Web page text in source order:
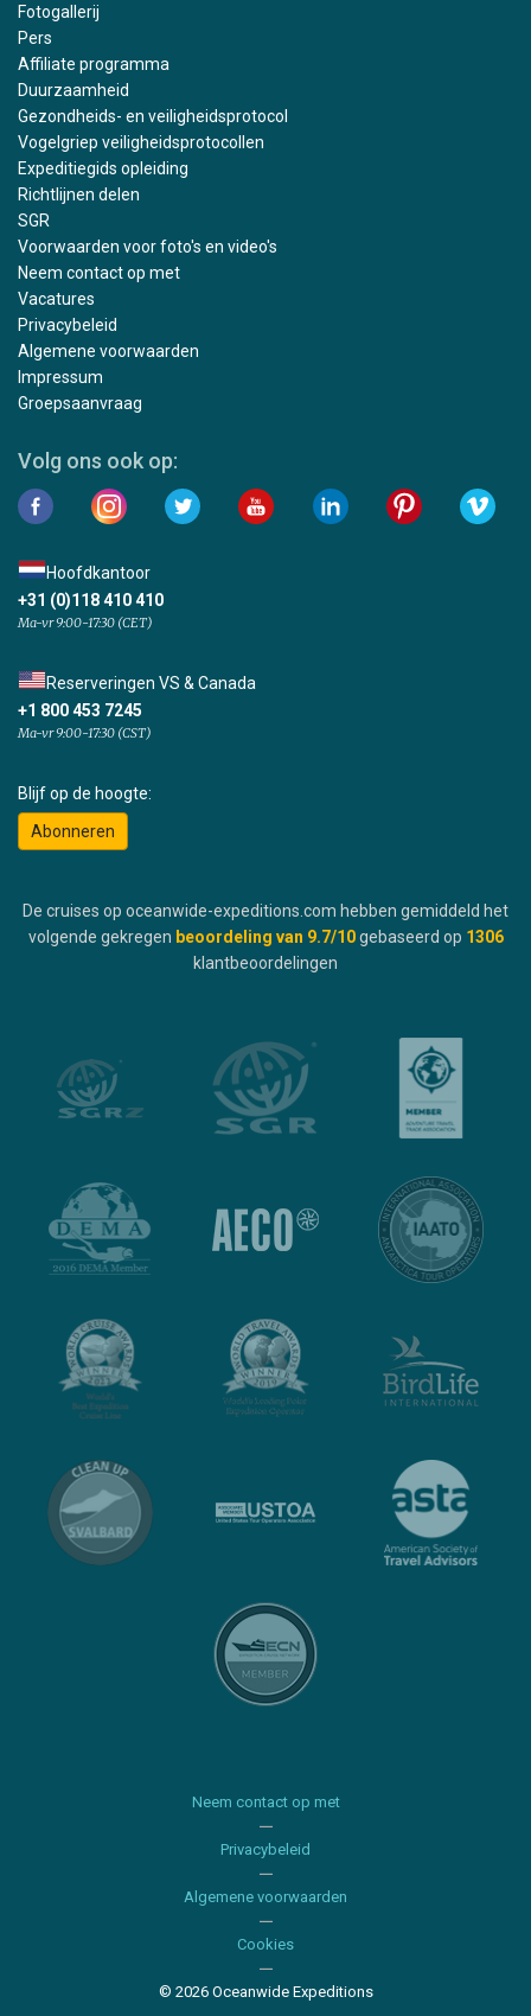
Fotogallerij
Pers
Affiliate programma
Duurzaamheid
Gezondheids- en veiligheidsprotocol
Vogelgriep veiligheidsprotocollen
Expeditiegids opleiding
Richtlijnen delen
SGR
Voorwaarden voor foto's en video's
Neem contact op met
Vacatures
Privacybeleid
Algemene voorwaarden
Impressum
Groepsaanvraag
Volg ons ook op:
Hoofdkantoor
+31 (0)118 410 410
Ma-vr 9:00-17:30 (CET)
Reserveringen VS & Canada
+1 800 453 7245
Ma-vr 9:00-17:30 (CST)
Blijf op de hoogte:
Abonneren
De cruises op oceanwide-expeditions.com hebben gemiddeld het
volgende gekregen beoordeling van 9.7/10 gebaseerd op 1306
klantbeoordelingen
Neem contact op met
Privacybeleid
Algemene voorwaarden
Cookies
© 2026 Oceanwide Expeditions